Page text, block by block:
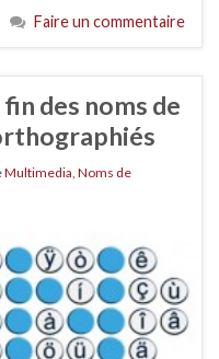
Faire un commentaire
des noms de
Multimedia Noms de